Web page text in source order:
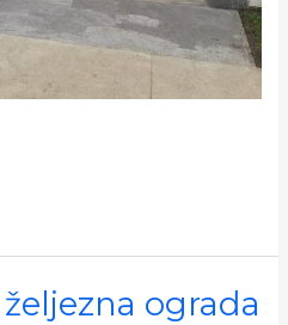
ograda